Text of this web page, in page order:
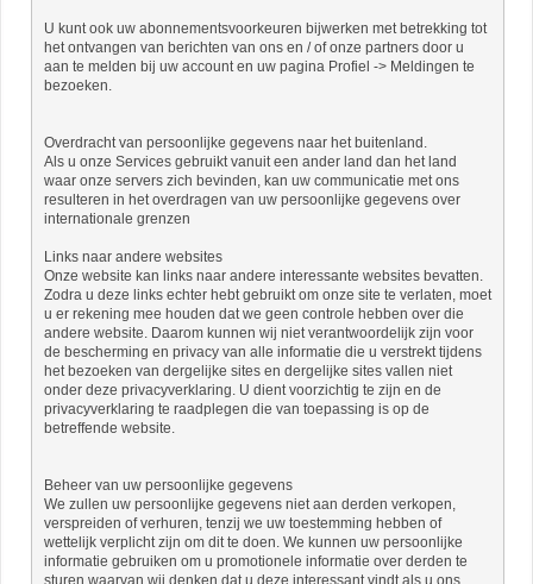
U kunt ook uw abonnementsvoorkeuren bijwerken met betrekking tot
het ontvangen van berichten van ons en / of onze partners door u
aan te melden bij uw account en uw pagina Profiel -> Meldingen te
bezoeken.
Overdracht van persoonlijke gegevens naar het buitenland.
Als u onze Services gebruikt vanuit een ander land dan het land
waar onze servers zich bevinden, kan uw communicatie met ons
resulteren in het overdragen van uw persoonlijke gegevens over
internationale grenzen
Links naar andere websites
Onze website kan links naar andere interessante websites bevatten.
Zodra u deze links echter hebt gebruikt om onze site te verlaten, moet
u er rekening mee houden dat we geen controle hebben over die
andere website. Daarom kunnen wij niet verantwoordelijk zijn voor
de bescherming en privacy van alle informatie die u verstrekt tijdens
het bezoeken van dergelijke sites en dergelijke sites vallen niet
onder deze privacyverklaring. U dient voorzichtig te zijn en de
privacyverklaring te raadplegen die van toepassing is op de
betreffende website.
Beheer van uw persoonlijke gegevens
We zullen uw persoonlijke gegevens niet aan derden verkopen,
verspreiden of verhuren, tenzij we uw toestemming hebben of
wettelijk verplicht zijn om dit te doen. We kunnen uw persoonlijke
informatie gebruiken om u promotionele informatie over derden te
sturen waarvan wij denken dat u deze interessant vindt als u ons